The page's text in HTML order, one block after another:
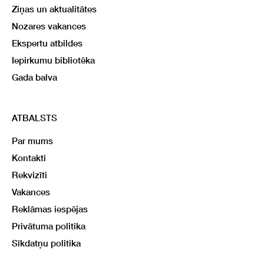
Ziņas un aktualitātes
Nozares vakances
Ekspertu atbildes
Iepirkumu bibliotēka
Gada balva
ATBALSTS
Par mums
Kontakti
Rekvizīti
Vakances
Reklāmas iespējas
Privātuma politika
Sīkdatņu politika